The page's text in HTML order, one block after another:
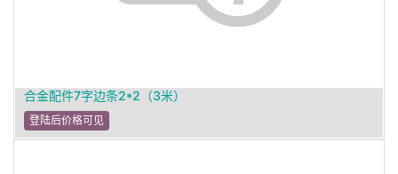
合金配件7字边条2*2（3米）
登陆后价格可见